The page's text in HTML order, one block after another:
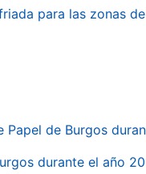
para las zonas
de Burgos
durante el año